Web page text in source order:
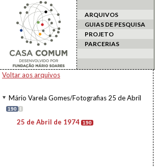
ARQUIVOS
GUIAS DE PESQUISA
PROJETO
PARCERIAS
Voltar aos arquivos
Mário Varela Gomes/Fotografias 25 de Abril
190 I
25 de Abril de 1974 190